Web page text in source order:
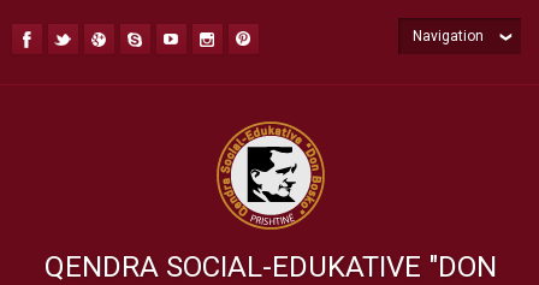
QENDRA SOCIAL-EDUKATIVE "DON
Navigation